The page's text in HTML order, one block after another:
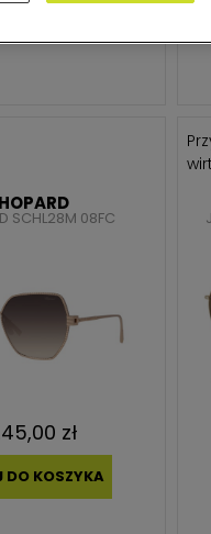
DO KOSZYKA
SCHL28M 08FC
zł
DO KOSZYKA